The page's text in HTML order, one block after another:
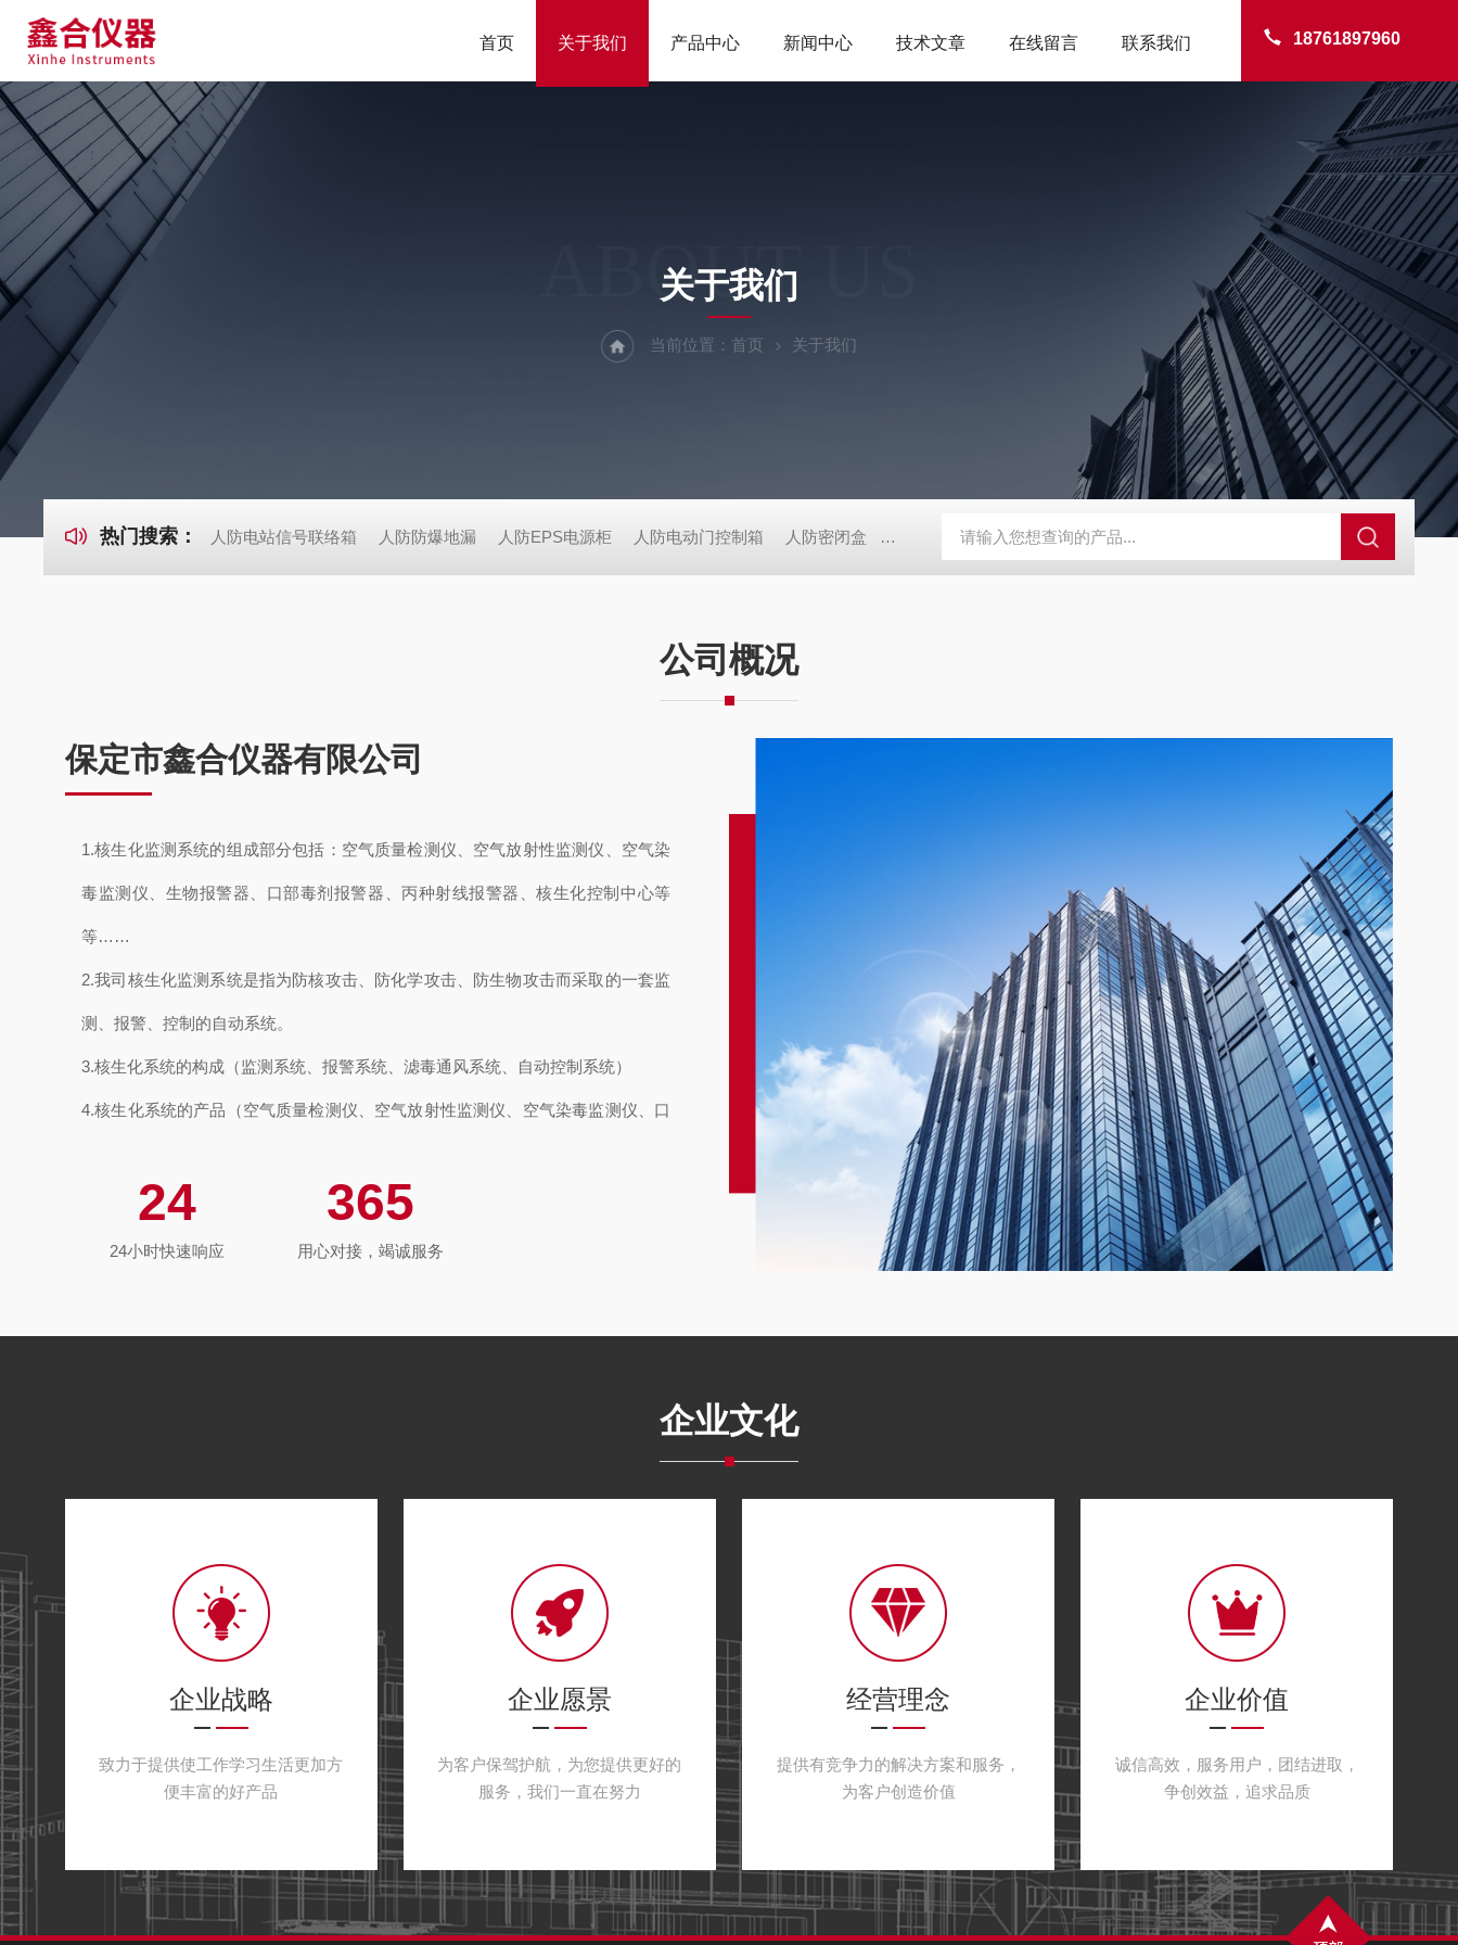
18761897960
首页 关于我们 产品中心 新闻中心 技术文章 在线留言 联系我们
ABOUT US
关于我们
当前位置： 首页 关于我们
热门搜索： 人防电站信号联络箱 人防防爆地漏 人防EPS电源柜 人防电动门控制箱 人防密闭盒 一氧化碳监控系统 人防通讯设备系统 人防呼叫按钮
公司概况
保定市鑫合仪器有限公司
1.核生化监测系统的组成部分包括：空气质量检测仪、空气放射性监测仪、空气染
毒监测仪、生物报警器、口部毒剂报警器、丙种射线报警器、核生化控制中心等
等……
2.我司核生化监测系统是指为防核攻击、防化学攻击、防生物攻击而采取的一套监
测、报警、控制的自动系统。
3.核生化系统的构成（监测系统、报警系统、滤毒通风系统、自动控制系统）
4.核生化系统的产品（空气质量检测仪、空气放射性监测仪、空气染毒监测仪、口
报警器）、核生化控制中心）
5.核生化控制中心的形式
宅、商 业楼、旅游景点、体育/图书馆、工业园、隧道、山洞、水果/建材批发市
②公共运输行业：地铁、高铁、机场、船舶……
④气体监测/检测/报警/分析/探测：空气指数监测、空气净化监测控制、通风换气监
测控制、VOCs监测排放控制、气味监测排放控制、生产场合空气质量监督、施工
现场空气毒性检测、农药或杀虫剂探测、地下车库人防工程毒剂浓度报警…… 还
运用到一些治金铸造、木材加工、熏蒸行业、污水处理、能源电力、环境监测……
24
24小时快速响应
365
用心对接，竭诚服务
企业文化
企业战略
致力于提供使工作学习生活更加方
便丰富的好产品
企业愿景
为客户保驾护航，为您提供更好的
服务，我们一直在努力
经营理念
提供有竞争力的解决方案和服务，
为客户创造价值
企业价值
诚信高效，服务用户，团结进取，
争创效益，追求品质